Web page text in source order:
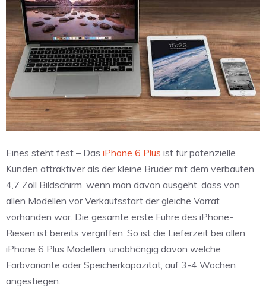
Eines steht fest – Das iPhone 6 Plus ist für potenzielle
Kunden attraktiver als der kleine Bruder mit dem verbauten
4,7 Zoll Bildschirm, wenn man davon ausgeht, dass von
allen Modellen vor Verkaufsstart der gleiche Vorrat
vorhanden war. Die gesamte erste Fuhre des iPhone-
Riesen ist bereits vergriffen. So ist die Lieferzeit bei allen
iPhone 6 Plus Modellen, unabhängig davon welche
Farbvariante oder Speicherkapazität, auf 3-4 Wochen
angestiegen.